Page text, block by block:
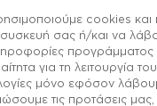
cookies και
σας ή/και να
για τη λειτουργία
μόνο εφόσον
τις προτάσεις